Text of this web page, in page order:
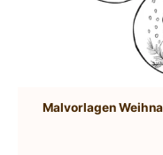
Malvorlagen